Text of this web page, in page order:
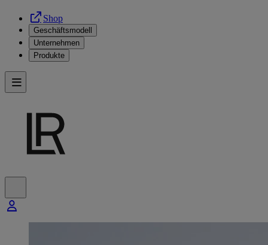
Shop
Geschäftsmodell
Unternehmen
Produkte